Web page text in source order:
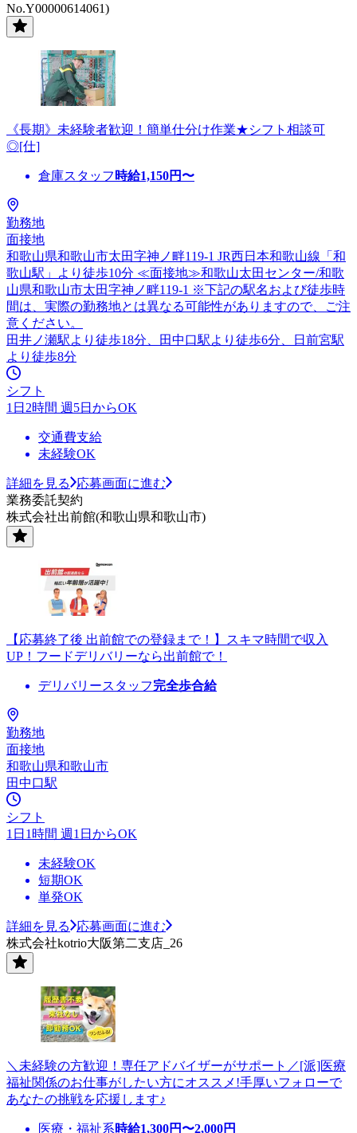
No.Y00000614061)
《長期》未経験者歓迎！簡単仕分け作業★シフト相談可
◎[仕]
倉庫スタッフ 時給1,150円〜
勤務地
面接地
和歌山県和歌山市太田字神ノ畔119-1 JR西日本和歌山線「和
歌山駅」より徒歩10分 ≪面接地≫和歌山太田センター/和歌
山県和歌山市太田字神ノ畔119-1 ※下記の駅名および徒歩時
間は、実際の勤務地とは異なる可能性がありますので、ご注
意ください。
田井ノ瀬駅より徒歩18分、田中口駅より徒歩6分、日前宮駅
より徒歩8分
シフト
1日2時間 週5日からOK
交通費支給
未経験OK
詳細を見る
応募画面に進む
業務委託契約
株式会社出前館(和歌山県和歌山市)
【応募終了後 出前館での登録まで！】スキマ時間で収入
UP！フードデリバリーなら出前館で！
デリバリースタッフ完全歩合給
勤務地
面接地
和歌山県和歌山市
田中口駅
シフト
1日1時間 週1日からOK
未経験OK
短期OK
単発OK
詳細を見る
応募画面に進む
株式会社kotrio大阪第二支店_26
＼未経験の方歓迎！専任アドバイザーがサポート／[派]医療
福祉関係のお仕事がしたい方にオススメ!手厚いフォローで
あなたの挑戦を応援します♪
医療・福祉系時給1,300円〜2,000円